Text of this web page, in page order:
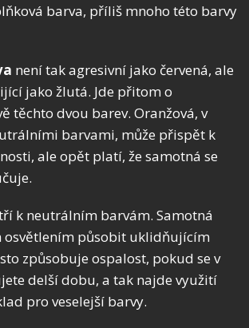
barva, příliš mnoho této barvy
není tak agresivní jako červená, ale
jako žlutá. Jde přitom o
těchto dvou barev. Oranžová, v
barvami, může přispět k
ale opět platí, že samotná se
k neutrálním barvám. Samotná
osvětlením působit uklidňujícím
způsobuje ospalost, pokud se v
delší dobu, a tak najde využití
pro veselejší barvy.